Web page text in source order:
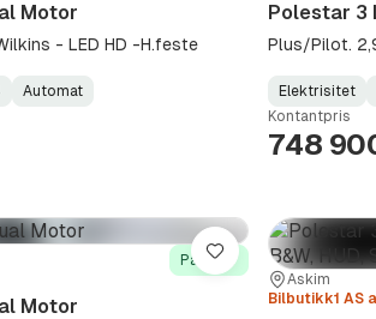
Motor
- LED HD -H.feste
Automat
Polestar 3
Plus/Pilot.
Fuel
Type:
Elektrisitet
Model
Year:
Gearbox
Type:
Kontantpris
748
På lager
Motor
Lagre
Sted:
Askim
Forhandler:
Bilbutikk1 AS